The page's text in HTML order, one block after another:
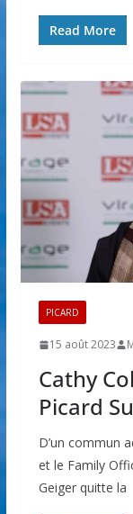
Read More
PICARD
15 août 2023
Cathy
Picard
D’un commun
et le Family
Geiger quitte la